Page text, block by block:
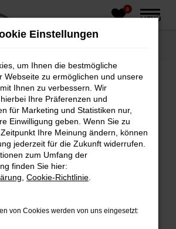
0
MENÜ
Error
Fehler aufgetreten.
Tipps, die dir helfen können:
Firewall und deine
Webseiten, zum Beispiel deine
Browsererweiterungen.
Einstellungen
um Ihnen die bestmögliche
Webseite zu ermöglichen und unsere
Ihnen zu verbessern. Wir
Ihre Präferenzen und
für Marketing und Statistiken nur,
Einwilligung geben. Wenn Sie zu
Ihre Meinung ändern, können
jederzeit für die Zukunft widerrufen.
zum Umfang der
finden Sie hier:
Cookie-Richtlinie
von Cookies werden von uns eingesetzt: